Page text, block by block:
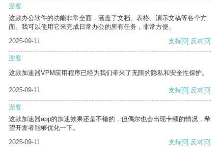
游客
这款办公软件的功能非常全面，涵盖了文档、表格、演示文稿等各个方
面。我可以使用它来完成日常办公的所有任务，非常方便。
2025-09-11
支持[0] 反对[0]
游客
这款加速器VPM应用程序已经为我们带来了无限的隐私和安全性保护。
2025-09-11 支持[0] 反对[0]
游客
这款加速器app的加速效果还是不错的，但偶尔也会出现卡顿的情况，希
望开发者能够优化一下。
2025-09-11
支持[0] 反对[0]